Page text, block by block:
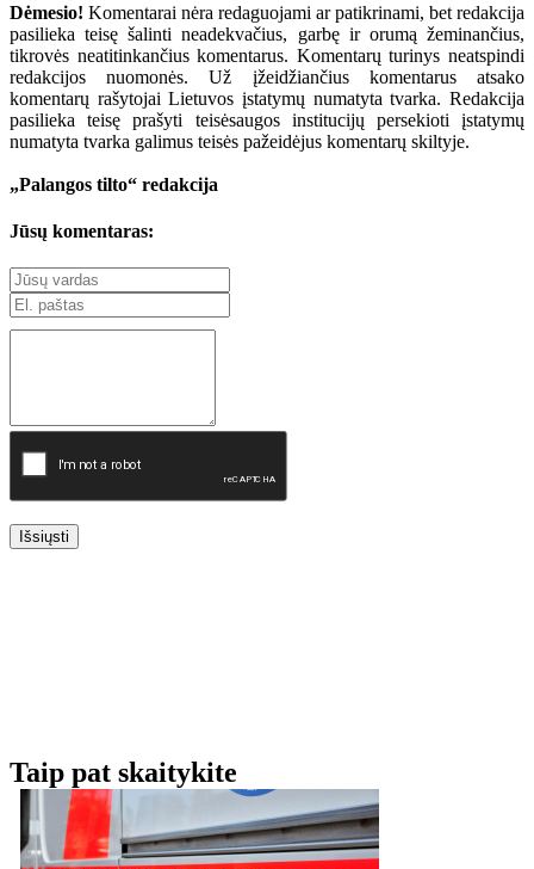
Dėmesio! Komentarai nėra redaguojami ar patikrinami, bet redakcija
pasilieka teisę šalinti neadekvačius, garbę ir orumą žeminančius,
tikrovės neatitinkančius komentarus. Komentarų turinys neatspindi
redakcijos nuomonės. Už įžeidžiančius komentarus atsako
komentarų rašytojai Lietuvos įstatymų numatyta tvarka. Redakcija
pasilieka teisę prašyti teisėsaugos institucijų persekioti įstatymų
numatyta tvarka galimus teisės pažeidėjus komentarų skiltyje.
„Palangos tilto“ redakcija
Jūsų komentaras:
Išsiųsti
Taip pat skaitykite